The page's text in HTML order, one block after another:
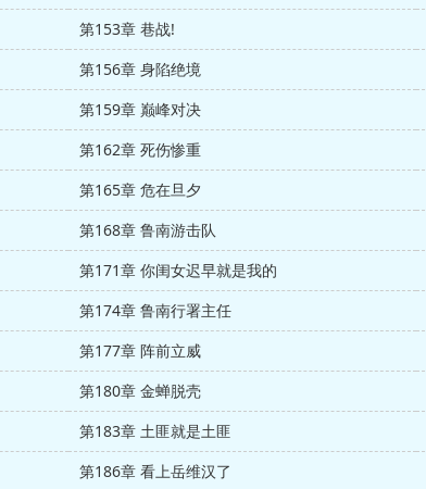
第153章 巷战!
第156章 身陷绝境
第159章 巅峰对决
第162章 死伤惨重
第165章 危在旦夕
第168章 鲁南游击队
第171章 你闺女迟早就是我的
第174章 鲁南行署主任
第177章 阵前立威
第180章 金蝉脱壳
第183章 土匪就是土匪
第186章 看上岳维汉了